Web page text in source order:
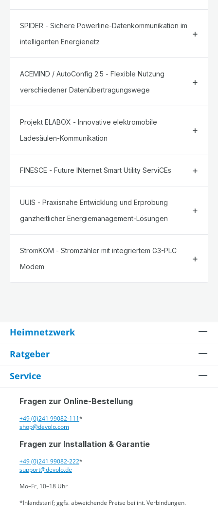
SPIDER - Sichere Powerline-Datenkommunikation im
intelligenten Energienetz
ACEMIND / AutoConfig 2.5 - Flexible Nutzung
verschiedener Datenübertragungswege
Projekt ELABOX - Innovative elektromobile
Ladesäulen-Kommunikation
FINESCE - Future INternet Smart Utility ServiCEs
UUIS - Praxisnahe Entwicklung und Erprobung
ganzheitlicher Energiemanagement-Lösungen
StromKOM - Stromzähler mit integriertem G3-PLC
Modem
Heimnetzwerk
Ratgeber
Service
Fragen zur Online-Bestellung
+49 (0)241 99082-111*
shop@devolo.com
Fragen zur Installation & Garantie
+49 (0)241 99082-222*
support@devolo.de
Mo–Fr, 10–18 Uhr
*Inlandstarif; ggfs. abweichende Preise bei int. Verbindungen.